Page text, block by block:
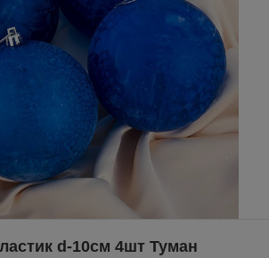
d-10см 4шт Туман